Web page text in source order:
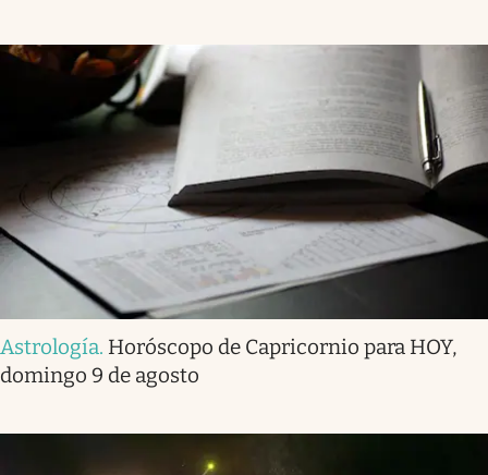
Astrología. Horóscopo de Capricornio para HOY,
domingo 9 de agosto